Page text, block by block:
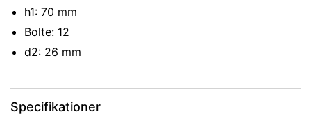
h1: 70 mm
Bolte: 12
d2: 26 mm
Specifikationer